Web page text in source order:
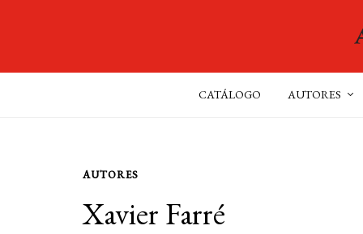
CATÁLOGO AUTORES
AUTORES
Xavier Farré